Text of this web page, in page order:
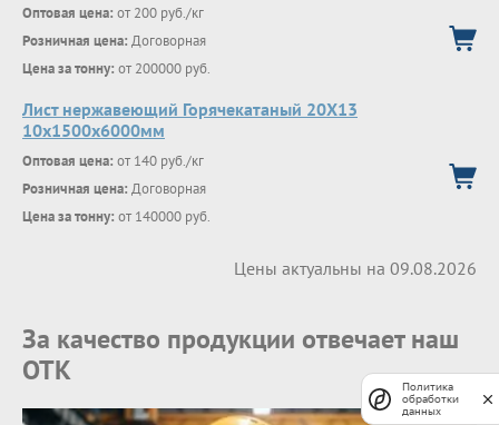
Оптовая цена: от 200 руб./кг
Розничная цена: Договорная
Цена за тонну: от 200000 руб.
Лист нержавеющий Горячекатаный 20Х13
10x1500x6000мм
Оптовая цена: от 140 руб./кг
Розничная цена: Договорная
Цена за тонну: от 140000 руб.
Цены актуальны на 09.08.2026
За качество продукции отвечает наш
ОТК
Политика
обработки
данных